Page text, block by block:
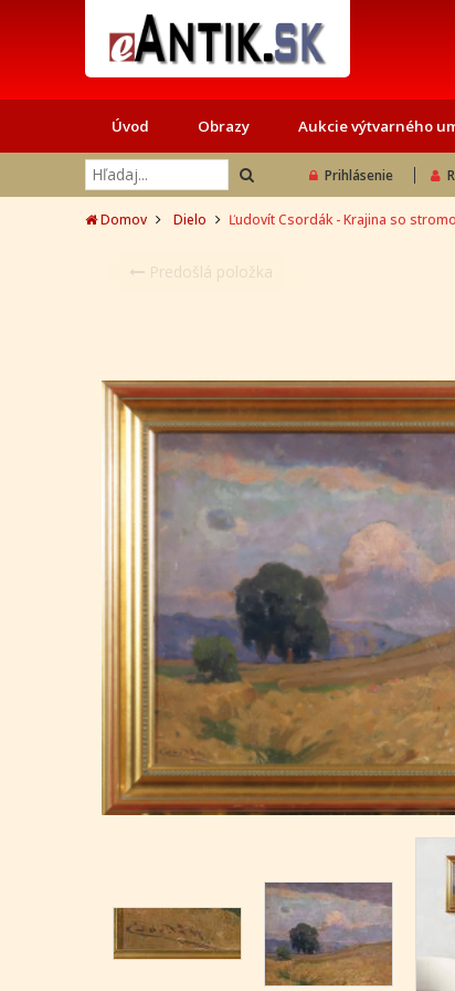
Úvod Obrazy Aukcie výtvarného
Prihlásenie
Domov Dielo Ľudovít Csordák - Krajina so
Predošlá položka